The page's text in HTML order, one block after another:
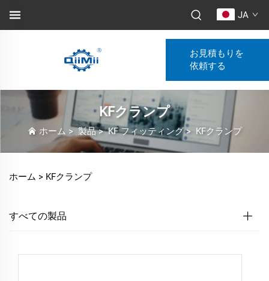
JA
お見積もりを
依頼する
KFクランプ
ホーム >製品>KF フィッティング> KFクランプ
ホーム > KFクランプ
すべての製品